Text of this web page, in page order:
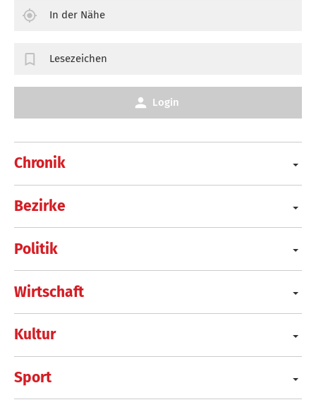
Chronik
Bezirke
Politik
Wirtschaft
Kultur
Sport
In der Nähe
Lesezeichen
Login